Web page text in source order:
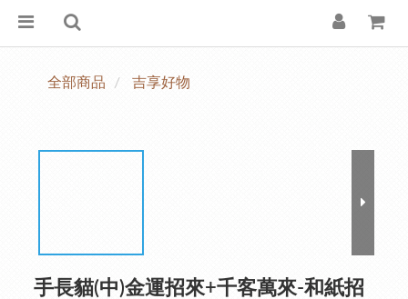
全部商品 吉享好物
手長貓(中)金運招來+千客萬來-和紙招